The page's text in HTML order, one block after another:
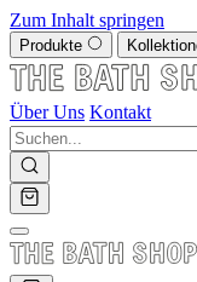
Zum Inhalt springen
Produkte
Über Uns Kontakt